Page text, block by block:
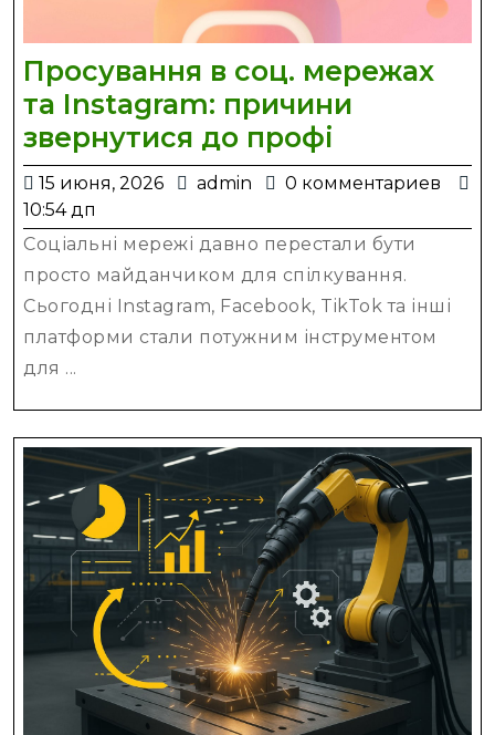
Просування в соц. мережах
та Instagram: причини
звернутися до профі
в
мережах
та
Instagram:
причини
до
профі
15 июня, 2026
15
2026
admin admin
0 комментариев
10:54 дп
Соціальні мережі давно перестали бути
просто майданчиком для спілкування.
Сьогодні Instagram, Facebook, TikTok та інші
платформи стали потужним інструментом
для ...